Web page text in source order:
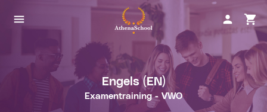
Engels (EN)
Examentraining- VWO